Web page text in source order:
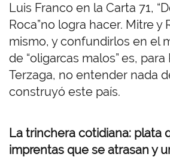
Luis Franco en la Carta 71,
Roca”no logra hacer. Mitre y
mismo, y confundirlos en el
de “oligarcas malos” es, para
Terzaga, no entender nada
construyó este país.
La trinchera cotidiana: plata
imprentas que se atrasan y